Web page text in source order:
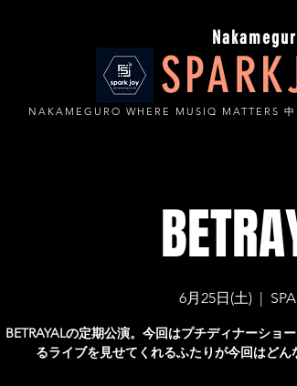
NAKAMEGURO WHERE MUSIQ MATTERS 中
6月25日(土)
  |
BETRAYALの定期公演。今回はプチディナーショ